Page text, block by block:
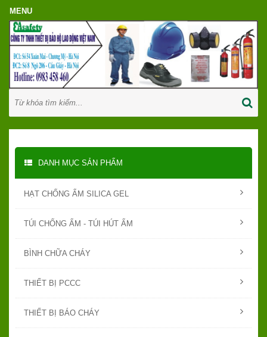
DANH MỤC SẢN PHẨM
HẠT CHỐNG ẨM SILICA GEL
TÚI CHỐNG ẨM - TÚI HÚT ẨM
BÌNH CHỮA CHÁY
THIẾT BỊ PCCC
THIẾT BỊ BÁO CHÁY